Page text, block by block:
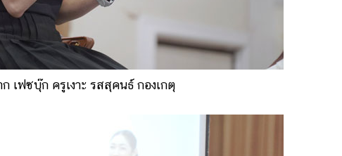
เฟซบุ๊ก ครูเงาะ รสสุคนธ์ กองเกตุ